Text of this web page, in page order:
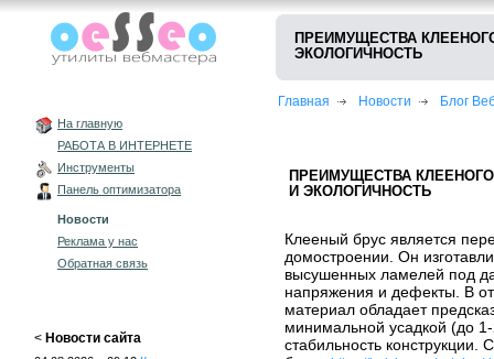
На главную
РАБОТА В ИНТЕРНЕТЕ
Инструменты
Панель оптимизатора
Новости
Реклама у нас
Обратная связь
< Новости сайта
ПРЕИМУЩЕСТВА
ЭКОЛОГИЧНОСТЬ
Главная Новости Блог
ПРЕИМУЩЕСТВА
И ЭКОЛОГИЧНОСТЬ
Клееный брус является
домостроении. Он
высушенных ламелей под
напряжения и дефекты. В
материал обладает
минимальной усадкой (до
стабильность